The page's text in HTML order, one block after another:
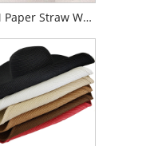
OEM Paper Straw Women Floppy Hat